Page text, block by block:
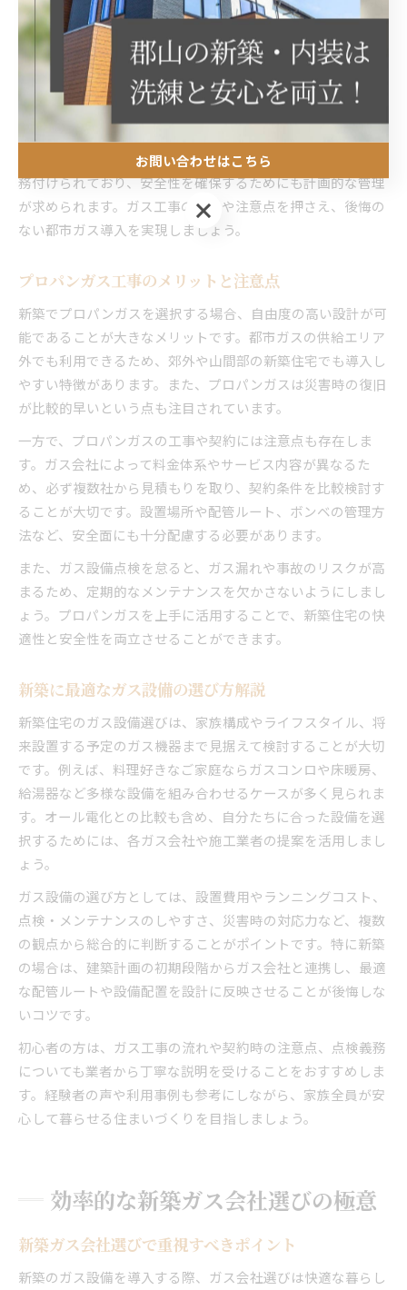
都市ガスの引き込み費用は、道路から敷地までの距離や地中
障害物の有無によって変動します。ガス会社や自治体によっ
ては補助金や助成制度が設けられている場合もあるため、事
前に最新情報を確認することが重要です。引き込み工事は、
設計段階から建築会社やガス会社との連携が不可欠となりま
す。
また、ガス設備の設置後も定期的な点検やメンテナンスが義
務付けられており、安全性を確保するためにも計画的な管理
が求められます。ガス工事の流れや注意点を押さえ、後悔の
ない都市ガス導入を実現しましょう。
プロパンガス工事のメリットと注意点
新築でプロパンガスを選択する場合、自由度の高い設計が可
能であることが大きなメリットです。都市ガスの供給エリア
外でも利用できるため、郊外や山間部の新築住宅でも導入し
やすい特徴があります。また、プロパンガスは災害時の復旧
が比較的早いという点も注目されています。
一方で、プロパンガスの工事や契約には注意点も存在しま
す。ガス会社によって料金体系やサービス内容が異なるた
め、必ず複数社から見積もりを取り、契約条件を比較検討す
ることが大切です。設置場所や配管ルート、ボンベの管理方
法など、安全面にも十分配慮する必要があります。
また、ガス設備点検を怠ると、ガス漏れや事故のリスクが高
まるため、定期的なメンテナンスを欠かさないようにしまし
ょう。プロパンガスを上手に活用することで、新築住宅の快
適性と安全性を両立させることができます。
新築に最適なガス設備の選び方解説
新築住宅のガス設備選びは、家族構成やライフスタイル、将
来設置する予定のガス機器まで見据えて検討することが大切
です。例えば、料理好きなご家庭ならガスコンロや床暖房、
給湯器など多様な設備を組み合わせるケースが多く見られま
す。オール電化との比較も含め、自分たちに合った設備を選
択するためには、各ガス会社や施工業者の提案を活用しまし
ょう。
ガス設備の選び方としては、設置費用やランニングコスト、
点検・メンテナンスのしやすさ、災害時の対応力など、複数
の観点から総合的に判断することがポイントです。特に新築
の場合は、建築計画の初期段階からガス会社と連携し、最適
な配管ルートや設備配置を設計に反映させることが後悔しな
いコツです。
初心者の方は、ガス工事の流れや契約時の注意点、点検義務
についても業者から丁寧な説明を受けることをおすすめしま
す。経験者の声や利用事例も参考にしながら、家族全員が安
心して暮らせる住まいづくりを目指しましょう。
効率的な新築ガス会社選びの極意
新築ガス会社選びで重視すべきポイント
新築のガス設備を導入する際、ガス会社選びは快適な暮らし
お問い合わせはこちら
お問い合わせはこちら